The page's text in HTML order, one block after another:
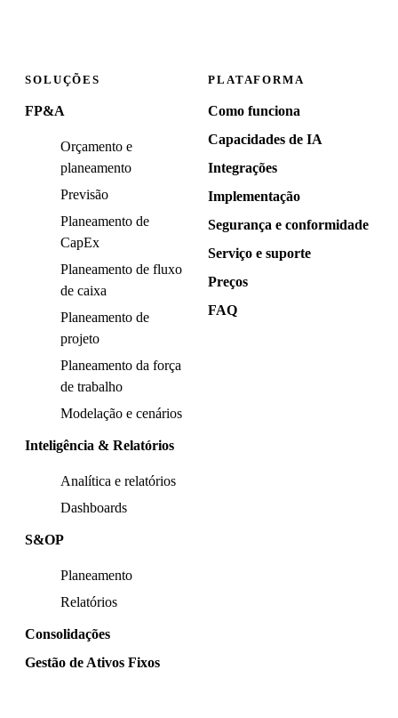
SOLUÇÕES
FP&A
Orçamento e
planeamento
Previsão
Planeamento de
CapEx
Planeamento de fluxo
de caixa
Planeamento de
projeto
Planeamento da força
de trabalho
Modelação e cenários
Inteligência & Relatórios
Analítica e relatórios
Dashboards
S&OP
Planeamento
Relatórios
Consolidações
Gestão de Ativos Fixos
PLATAFORMA
Como funciona
Capacidades de IA
Integrações
Implementação
Segurança e conformidade
Serviço e suporte
Preços
FAQ